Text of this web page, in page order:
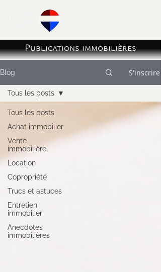
Publications immobilières
Blog S'inscrire
Tous les posts
Achat immobilier
Vente
immobilière
Location
Copropriété
Trucs et astuces
Entretien
immobilier
Anecdotes
immobilières
Tous les posts